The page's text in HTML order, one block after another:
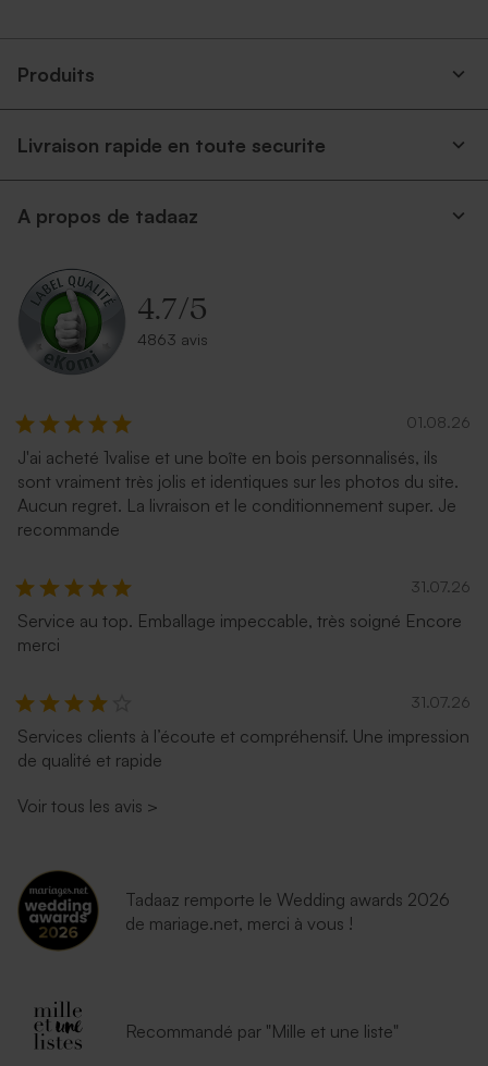
Enveloppe mariage longue
rouille
Enveloppe mariage
rectangulaire bleu nuit
Enveloppe rouge
Produits
Livraison rapide en toute securite
A propos de tadaaz
4.7/5
4863 avis
01.08.26
J'ai acheté 1valise et une boîte en bois personnalisés, ils
sont vraiment très jolis et identiques sur les photos du site.
Aucun regret. La livraison et le conditionnement super. Je
recommande
31.07.26
Service au top. Emballage impeccable, très soigné Encore
merci
31.07.26
Services clients à l’écoute et compréhensif. Une impression
de qualité et rapide
Voir tous les avis >
Tadaaz remporte le Wedding awards 2026
de mariage.net, merci à vous !
Recommandé par "Mille et une liste"